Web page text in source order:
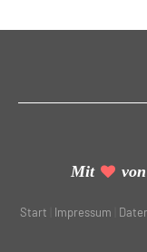
Mit
Start Impressum